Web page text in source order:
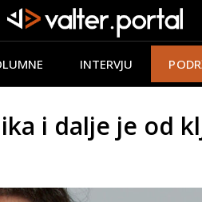
INTERVJU
i dalje je od